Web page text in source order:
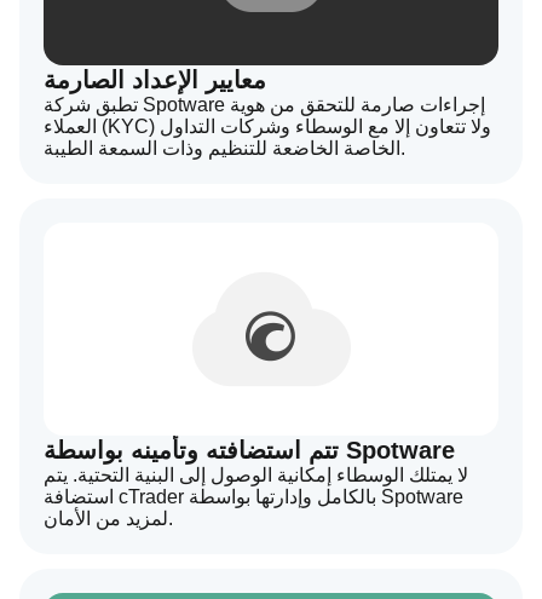
معايير الإعداد الصارمة
تطبق شركة Spotware إجراءات صارمة للتحقق من هوية
العملاء (KYC) ولا تتعاون إلا مع الوسطاء وشركات التداول
الخاصة الخاضعة للتنظيم وذات السمعة الطيبة.
تتم استضافته وتأمينه بواسطة Spotware
لا يمتلك الوسطاء إمكانية الوصول إلى البنية التحتية. يتم
استضافة cTrader بالكامل وإدارتها بواسطة Spotware
لمزيد من الأمان.